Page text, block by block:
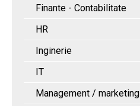
Finante - Contabilitate
HR
Inginerie
IT
Management / marketing